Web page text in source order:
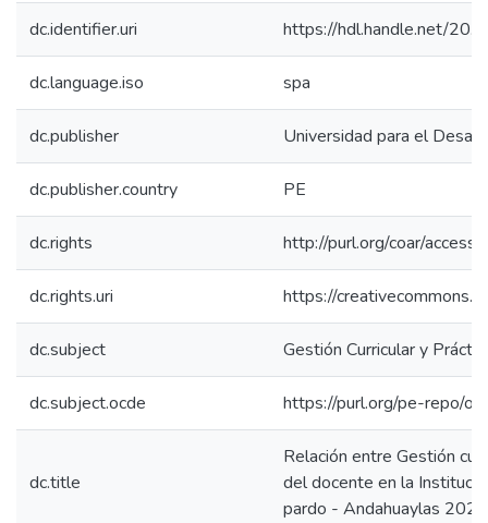
dc.identifier.uri https://hdl.handle.net/
dc.language.iso spa
dc.publisher Universidad para el
dc.publisher.country PE
dc.rights http://purl.org/coar/
dc.rights.uri https://
dc.subject Gestión Curricular y
dc.subject.ocde https://purl.org/pe-repo/
dc.title
Relación entre Gestión
del docente en la
pardo - Andahuaylas 2024